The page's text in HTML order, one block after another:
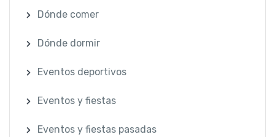
Dónde comer
Dónde dormir
Eventos deportivos
Eventos y fiestas
Eventos y fiestas pasadas